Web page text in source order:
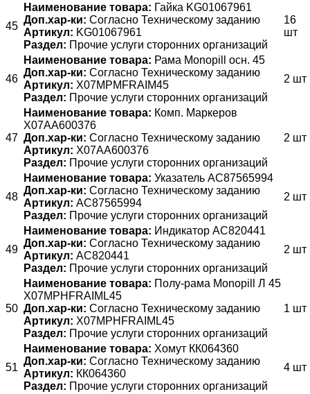
45
Наименование товара: Гайка KG01067961
Доп.хар-ки: Согласно Техническому заданию
Артикул: KG01067961
Раздел: Прочие услуги сторонних организаций
16
шт
46
Наименование товара: Рама Monopill осн. 45
Доп.хар-ки: Согласно Техническому заданию
Артикул: X07MPMFRAIM45
Раздел: Прочие услуги сторонних организаций
2 шт
47
Наименование товара: Комп. Маркеров
X07AA600376
Доп.хар-ки: Согласно Техническому заданию
Артикул: X07AA600376
Раздел: Прочие услуги сторонних организаций
2 шт
48
Наименование товара: Указатель AC87565994
Доп.хар-ки: Согласно Техническому заданию
Артикул: AC87565994
Раздел: Прочие услуги сторонних организаций
2 шт
49
Наименование товара: Индикатор AC820441
Доп.хар-ки: Согласно Техническому заданию
Артикул: AC820441
Раздел: Прочие услуги сторонних организаций
2 шт
50
Наименование товара: Полу-рама Monopill Л 45
X07MPHFRAIML45
Доп.хар-ки: Согласно Техническому заданию
Артикул: X07MPHFRAIML45
Раздел: Прочие услуги сторонних организаций
1 шт
51
Наименование товара: Хомут КК064360
Доп.хар-ки: Согласно Техническому заданию
Артикул: КК064360
Раздел: Прочие услуги сторонних организаций
4 шт